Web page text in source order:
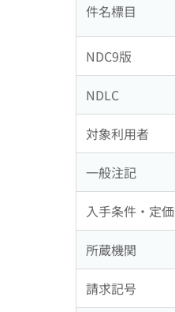
件名標目
NDC9版
NDLC
対象利用者
一般注記
入手条件・定価
所蔵機関
請求記号